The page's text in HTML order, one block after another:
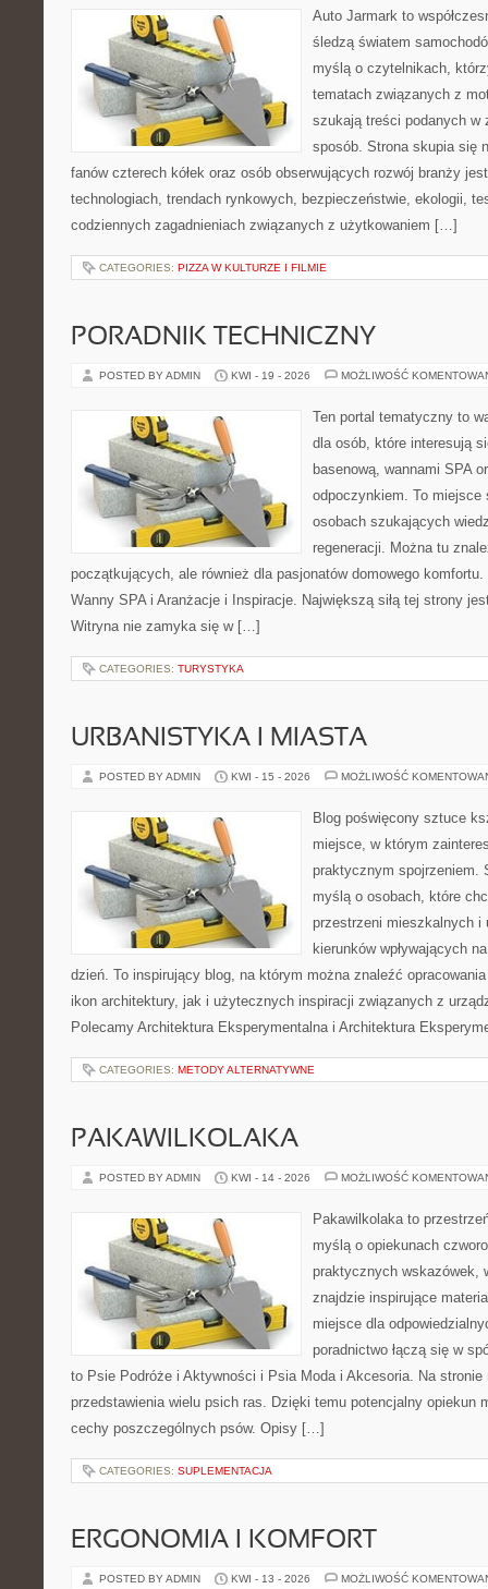
Auto Jarmark to
śledzą światem
myślą o czytelnikach,
tematach związanych z
szukają treści podanych w
sposób. Strona skupia się
fanów czterech kółek oraz osób obserwujących rozwój branży
technologiach, trendach rynkowych, bezpieczeństwie, ekologii,
codziennych zagadnieniach związanych z użytkowaniem […]
CATEGORIES: PIZZA W KULTURZE I FILMIE
PORADNIK TECHNICZNY
POSTED BY ADMIN KWI - 19 - 2026 MOŻLIWOŚĆ
Ten portal tematyczny to
dla osób, które interesują
basenową, wannami SPA
odpoczynkiem. To miejsce
osobach szukających
regeneracji. Można tu
początkujących, ale również dla pasjonatów domowego
Wanny SPA i Aranżacje i Inspiracje. Największą siłą tej strony
Witryna nie zamyka się w […]
CATEGORIES: TURYSTYKA
URBANISTYKA I MIASTA
POSTED BY ADMIN KWI - 15 - 2026 MOŻLIWOŚĆ
Blog poświęcony sztuce
miejsce, w którym
praktycznym spojrzeniem.
myślą o osobach, które
przestrzeni mieszkalnych i
kierunków wpływających
dzień. To inspirujący blog, na którym można znaleźć
ikon architektury, jak i użytecznych inspiracji związanych z
Polecamy Architektura Eksperymentalna i Architektura
CATEGORIES: METODY ALTERNATYWNE
PAKAWILKOLAKA
POSTED BY ADMIN KWI - 14 - 2026 MOŻLIWOŚĆ
Pakawilkolaka to
myślą o opiekunach
praktycznych wskazówek,
znajdzie inspirujące
miejsce dla
poradnictwo łączą się w
to Psie Podróże i Aktywności i Psia Moda i Akcesoria. Na
przedstawienia wielu psich ras. Dzięki temu potencjalny opiekun
cechy poszczególnych psów. Opisy […]
CATEGORIES: SUPLEMENTACJA
ERGONOMIA I KOMFORT
POSTED BY ADMIN KWI - 13 - 2026 MOŻLIWOŚĆ